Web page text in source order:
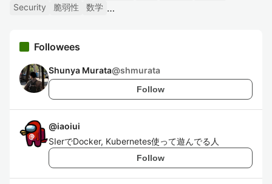
Security
脆弱性 数学
Followees
Shunya Murata@shmurata
Follow
@iaoiui
SIerでDocker, Kubernetes使って遊んでる人
Follow